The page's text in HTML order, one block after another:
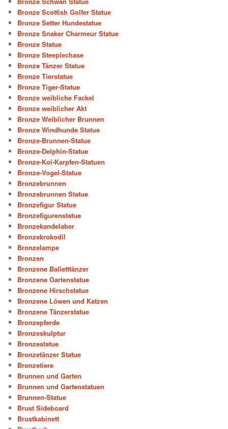
Bronze Scottish Golfer Statue
Bronze Setter Hundestatue
Bronze Snaker Charmeur Statue
Bronze Statue
Bronze Steeplechase
Bronze Tänzer Statue
Bronze Tierstatue
Bronze Tiger-Statue
Bronze weibliche Fackel
Bronze weiblicher Akt
Bronze Weiblicher Brunnen
Bronze Windhunde Statue
Bronze-Brunnen-Statue
Bronze-Delphin-Statue
Bronze-Koi-Karpfen-Statuen
Bronze-Vogel-Statue
Bronzebrunnen
Bronzebrunnen Statue
Bronzefigur Statue
Bronzefigurenstatue
Bronzekandelaber
Bronzekrokodil
Bronzelampe
Bronzen
Bronzene Balletttänzer
Bronzene Gartenstatue
Bronzene Hirschstatue
Bronzene Löwen und Katzen
Bronzene Tänzerstatue
Bronzepferde
Bronzeskulptur
Bronzestatue
Bronzetänzer Statue
Bronzetiere
Brunnen und Garten
Brunnen und Gartenstatuen
Brunnen-Statue
Brust Sideboard
Brustkabinett